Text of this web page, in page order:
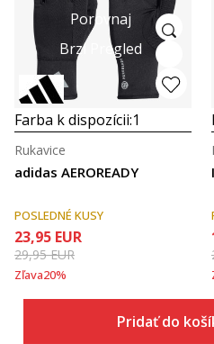
Porovnaj
Brzi Pregled
Farba k dispozícii:1
adidas AEROREADY
Rukavice
POSLEDNÉ KUSY
23,95 EUR
29,95EUR
Zľava20%
Pridať do